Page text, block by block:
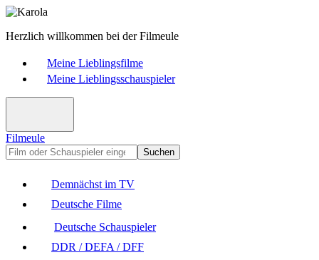
Herzlich willkommen bei der Filmeule
Meine Lieblingsfilme
Meine Lieblingsschauspieler
Filmeule
Suchen
Demnächst im TV
Deutsche Filme
Deutsche Schauspieler
DDR / DEFA / DFF